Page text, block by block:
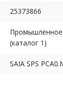
25373866
(каталог 1)
SAIA SPS